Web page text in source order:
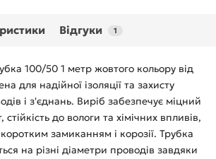
Відгуки 1
100/50 1 метр жовтого кольору від
для надійної ізоляції та захисту
і з'єднань. Виріб забезпечує міцний
до вологи та хімічних впливів,
замиканням і корозії. Трубка
на різні діаметри проводів завдяки